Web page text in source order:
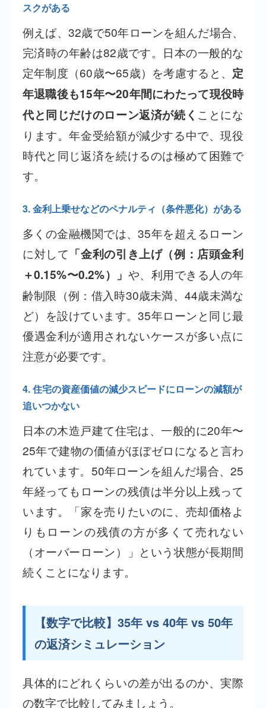
スクがある
例えば、32歳で50年ローンを組んだ場合、
完済時の年齢は82歳です。日本の一般的な
定年制度（60歳〜65歳）を考慮すると、 定
年退職後も15年〜20年間にわたって現役時
代と同じだけのローン返済が続く ことにな
ります。年金受給額が減少する中で、現役
時代と同じ返済を続けるのは極めて困難で
す。
3. 金利上乗せなどのペナルティ（条件悪化）がある
多くの金融機関では、35年を超えるローン
に対して 「金利の引き上げ（例：店頭金利
＋0.15%〜0.2%）」 や、利用できる人の年
齢制限（例：借入時30歳未満、44歳未満な
ど）を設けています。35年ローンと同じ最
優遇金利が適用されないケースが多い点に
注意が必要です。
4. 住宅の資産価値の減少スピードにローンの減額が
追いつかない
日本の木造戸建て住宅は、一般的に20年〜
25年で建物の価値がほぼゼロになると言わ
れています。50年ローンを組んだ場合、25
年経ってもローンの残債は半分以上残って
います。「家を売りたいのに、売却価格よ
りもローンの残債の方が多くて売れない
（オーバーローン）」という状態が長期間
続くことになります。
【数字で比較】35年 vs 40年 vs 50年
の返済シミュレーション
具体的にどれくらいの差が出るのか、実際
の数字で比較してみましょう。